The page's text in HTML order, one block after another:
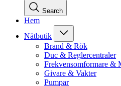
Search
Hem
Nätbutik
Brand & Rök
Duc & Reglercentraler
Frekvensomformare &
Givare & Vakter
Pumpar